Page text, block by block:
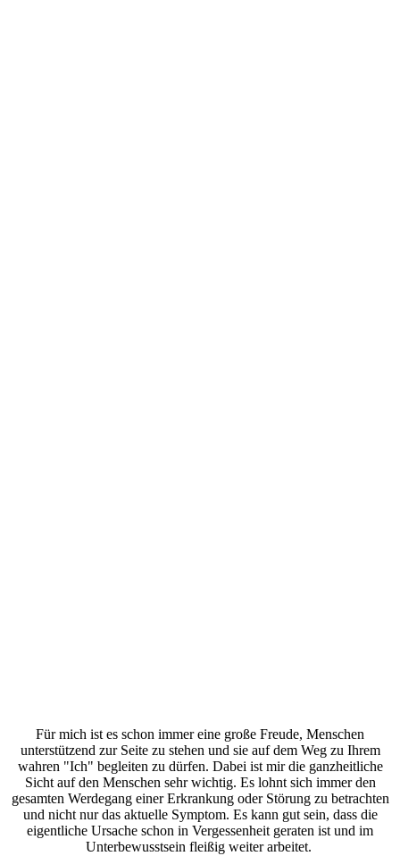
Für mich ist es schon immer eine große Freude, Menschen
unterstützend zur Seite zu stehen und sie auf dem Weg zu Ihrem
wahren "Ich" begleiten zu dürfen. Dabei ist mir die ganzheitliche
Sicht auf den Menschen sehr wichtig. Es lohnt sich immer den
gesamten Werdegang einer Erkrankung oder Störung zu betrachten
und nicht nur das aktuelle Symptom. Es kann gut sein, dass die
eigentliche Ursache schon in Vergessenheit geraten ist und im
Unterbewusstsein fleißig weiter arbeitet.